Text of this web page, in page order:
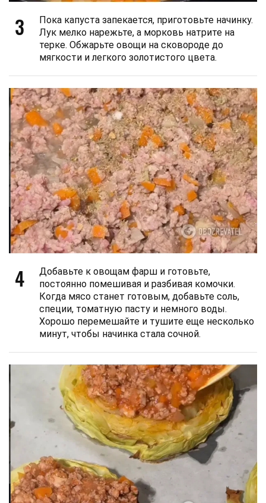
3
Пока капуста запекается, приготовьте начинку.
Лук мелко нарежьте, а морковь натрите на
терке. Обжарьте овощи на сковороде до
мягкости и легкого золотистого цвета.
4
Добавьте к овощам фарш и готовьте,
постоянно помешивая и разбивая комочки.
Когда мясо станет готовым, добавьте соль,
специи, томатную пасту и немного воды.
Хорошо перемешайте и тушите еще несколько
минут, чтобы начинка стала сочной.